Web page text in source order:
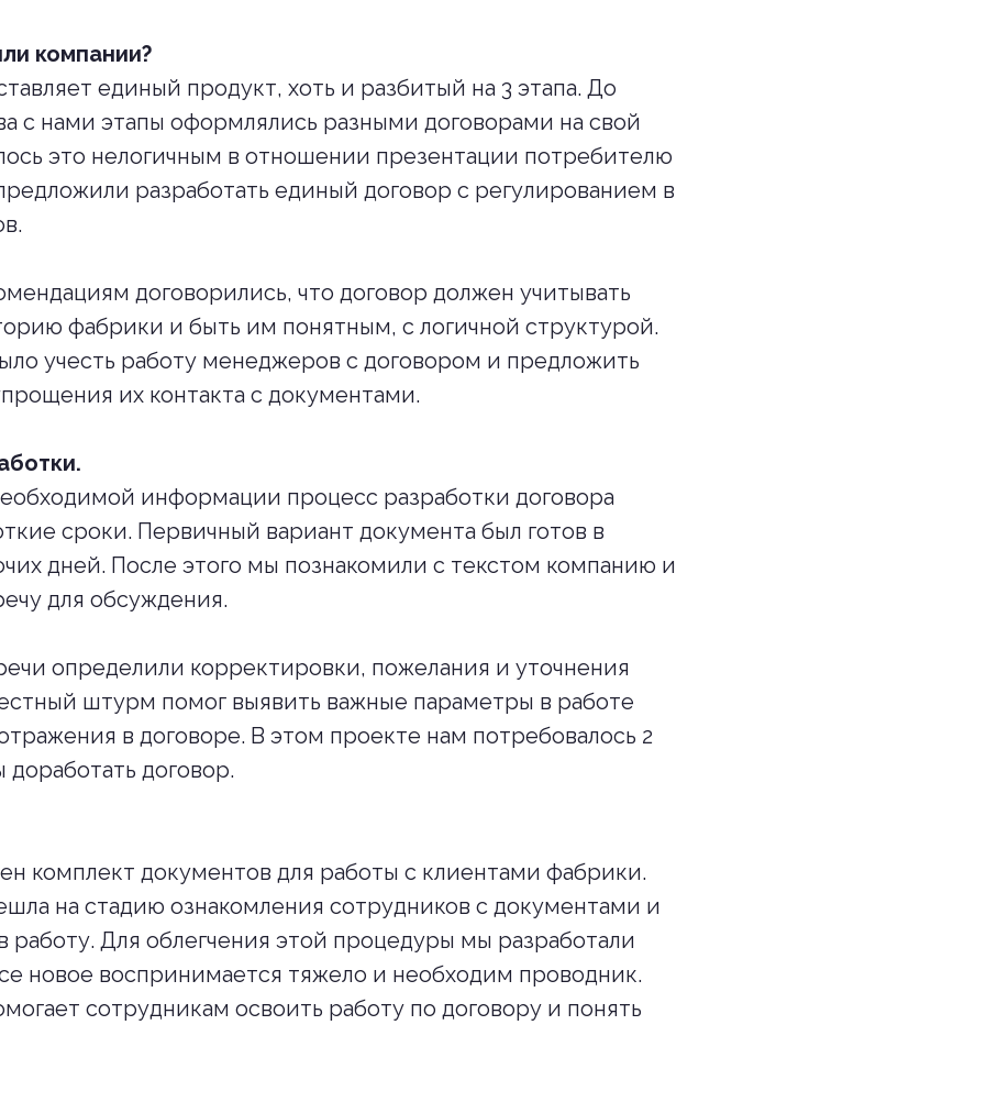
компании?
единый продукт, хоть и разбитый на 3 этапа. До
с нами этапы оформлялись разными договорами на свой
это нелогичным в отношении презентации потребителю
разработать единый договор с регулированием в
договорились, что договор должен учитывать
фабрики и быть им понятным, с логичной структурой.
учесть работу менеджеров с договором и предложить
их контакта с документами.
информации процесс разработки договора
сроки. Первичный вариант документа был готов в
дней. После этого мы познакомили с текстом компанию и
для обсуждения.
определили корректировки, пожелания и уточнения
штурм помог выявить важные параметры в работе
в договоре. В этом проекте нам потребовалось 2
доработать договор.
комплект документов для работы с клиентами фабрики.
на стадию ознакомления сотрудников с документами и
работу. Для облегчения этой процедуры мы разработали
новое воспринимается тяжело и необходим проводник.
сотрудникам освоить работу по договору и понять